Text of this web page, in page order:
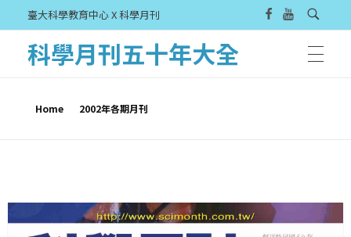
臺大科學教育中心 X 科學月刊
科學月刊五十年大全
Home 2002年各期月刊